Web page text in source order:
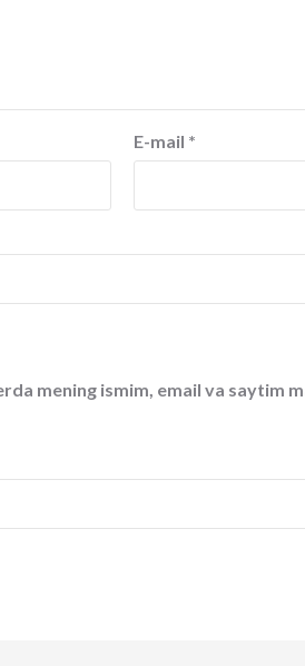
E-mail *
mening ismim, email va saytim